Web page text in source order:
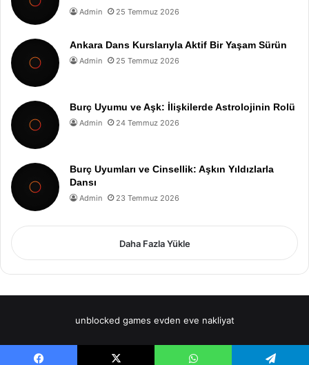
Admin 25 Temmuz 2026
Ankara Dans Kurslarıyla Aktif Bir Yaşam Sürün
Admin 25 Temmuz 2026
Burç Uyumu ve Aşk: İlişkilerde Astrolojinin Rolü
Admin 24 Temmuz 2026
Burç Uyumları ve Cinsellik: Aşkın Yıldızlarla
Dansı
Admin 23 Temmuz 2026
Daha Fazla Yükle
unblocked games evden eve nakliyat